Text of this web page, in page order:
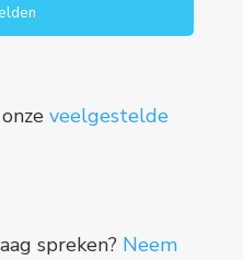
veelgestelde
spreken? Neem